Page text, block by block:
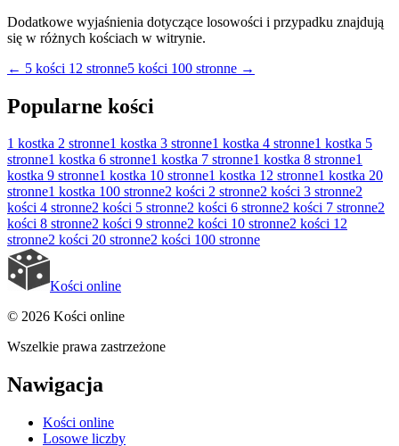
Dodatkowe wyjaśnienia dotyczące losowości i przypadku znajdują
się w różnych kościach w witrynie.
← 5 kości 12 stronne5 kości 100 stronne →
Popularne kości
1 kostka 2 stronne1 kostka 3 stronne1 kostka 4 stronne1 kostka 5
stronne1 kostka 6 stronne1 kostka 7 stronne1 kostka 8 stronne1
kostka 9 stronne1 kostka 10 stronne1 kostka 12 stronne1 kostka 20
stronne1 kostka 100 stronne2 kości 2 stronne2 kości 3 stronne2
kości 4 stronne2 kości 5 stronne2 kości 6 stronne2 kości 7 stronne2
kości 8 stronne2 kości 9 stronne2 kości 10 stronne2 kości 12
stronne2 kości 20 stronne2 kości 100 stronne
Kości online
© 2026 Kości online
Wszelkie prawa zastrzeżone
Nawigacja
Kości online
Losowe liczby